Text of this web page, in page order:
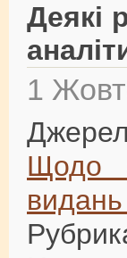
Деякі
1
Щодо